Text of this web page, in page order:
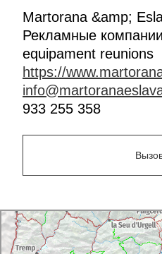
Martorana &amp;
Рекламные компании
equipament reunions
https://
933 255 358